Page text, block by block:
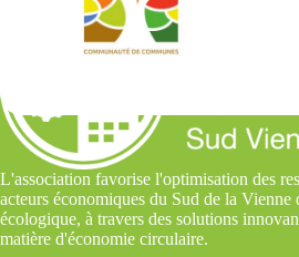
L'association favorise l'optimisation des
acteurs économiques du Sud de la Vienne
écologique, à travers des solutions
matière d'économie circulaire.